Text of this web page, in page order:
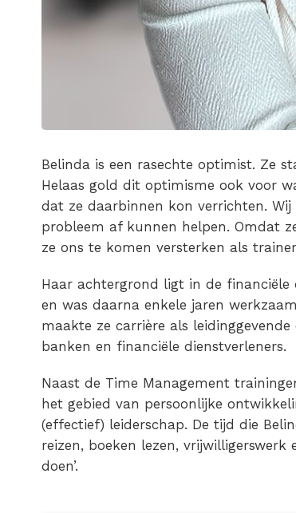
Belinda is een rasechte optimist. Ze
Helaas gold dit optimisme ook voor
dat ze daarbinnen kon verrichten.
probleem af kunnen helpen. Omdat
ze ons te komen versterken als
Haar achtergrond ligt in de financiële
en was daarna enkele jaren
maakte ze carrière als
banken en financiële dienstverleners.
Naast de Time Management
het gebied van persoonlijke
(effectief) leiderschap. De tijd die
reizen, boeken lezen,
doen’.